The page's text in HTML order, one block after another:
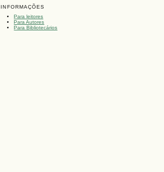
INFORMAÇÕES
Para leitores
Para Autores
Para Bibliotecários